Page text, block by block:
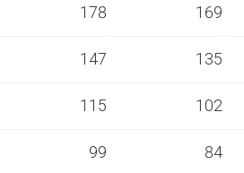
178 169
147 135
115 102
99 84